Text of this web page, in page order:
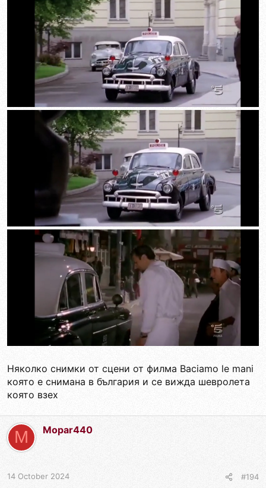
Няколко снимки от сцени от филма Baciamo le mani
която е снимана в българия и се вижда шевролета
която взех
M Mopar440
14 October 2024 #194